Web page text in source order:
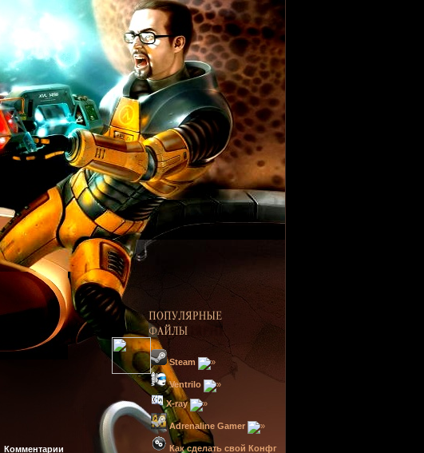
Комментарии
Steam
Ventrilo
X-ray
Adrenaline Gamer
Как сделать свой Конфг